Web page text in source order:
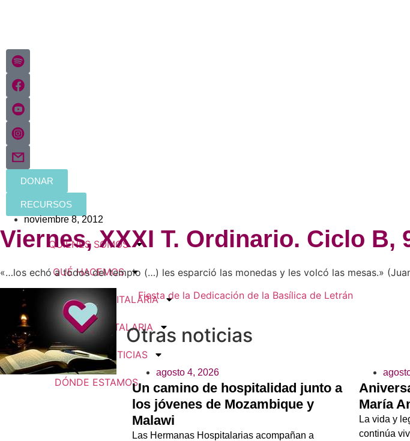
DONAR
RECURSOS
QUIÉNES SOMOS
QUÉ HACEMOS
SER HERMANA HOSPITALARIA
SER FAMILIA HOSPITALARIA
HISTORIAS NOTICIAS
DÓNDE ESTAMOS
noviembre 8, 2012
Viernes, XXXI T. Ordinario. Ciclo B,
«…los echó a todos del templo (…) les esparció las monedas y les volcó las mesas.»
Fiesta de la Dedicación de la Basílica de Letrán
Otras noticias
agosto 4, 2026
Un camino de hospitalidad junto a
los jóvenes de Mozambique y
Malawi
Las Hermanas Hospitalarias acompañan a
María
La vida y
continúa